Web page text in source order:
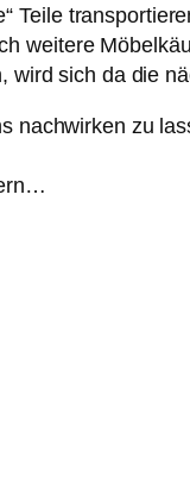
Teile
wird sich da die
zu